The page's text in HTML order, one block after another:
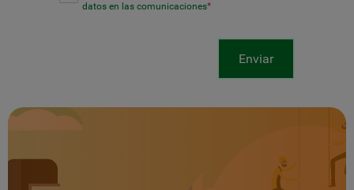
datos en las comunicaciones*
Enviar